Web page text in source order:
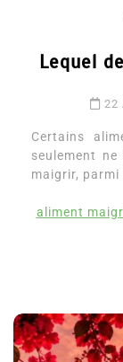
Lequel
22
Certains
seulement
maigrir,
aliment